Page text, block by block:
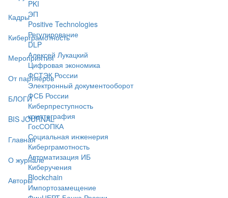
Кадры
Киберграмотность
Мероприятия
От партнёров
БЛОГИ
BIS JOURNAL
Главная
О журнале
Авторы
PKI
ЭП
Positive Technologies
Регулирование
DLP
Алексей Лукацкий
Цифровая экономика
ФСТЭК России
Электронный документооборот
ФСБ России
Киберпреступность
криптография
ГосСОПКА
Социальная инженерия
Киберграмотность
Автоматизация ИБ
Киберучения
Blockchain
Импортозамещение